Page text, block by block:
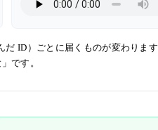
だ ID）ごとに届くものが変わりま
です。